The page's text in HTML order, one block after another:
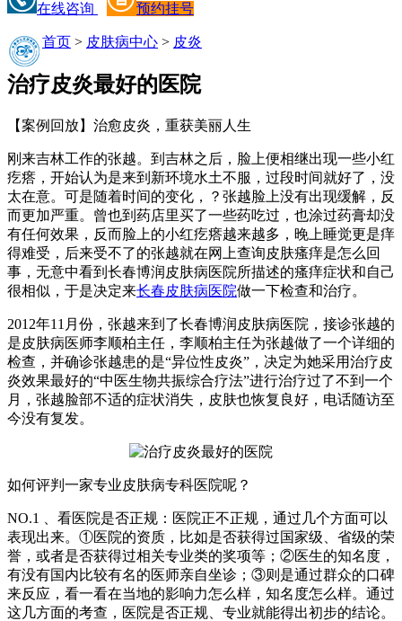
在线咨询 预约挂号
首页 > 皮肤病中心 > 皮炎
治疗皮炎最好的医院
【案例回放】治愈皮炎，重获美丽人生
刚来吉林工作的张越。到吉林之后，脸上便相继出现一些小红
疙瘩，开始认为是来到新环境水土不服，过段时间就好了，没
太在意。可是随着时间的变化，？张越脸上没有出现缓解，反
而更加严重。曾也到药店里买了一些药吃过，也涂过药膏却没
有任何效果，反而脸上的小红疙瘩越来越多，晚上睡觉更是痒
得难受，后来受不了的张越就在网上查询皮肤瘙痒是怎么回
事，无意中看到长春博润皮肤病医院所描述的瘙痒症状和自己
很相似，于是决定来长春皮肤病医院做一下检查和治疗。
2012年11月份，张越来到了长春博润皮肤病医院，接诊张越的
是皮肤病医师李顺柏主任，李顺柏主任为张越做了一个详细的
检查，并确诊张越患的是“异位性皮炎”，决定为她采用治疗皮
炎效果最好的“中医生物共振综合疗法”进行治疗过了不到一个
月，张越脸部不适的症状消失，皮肤也恢复良好，电话随访至
今没有复发。
如何评判一家专业皮肤病专科医院呢？
NO.1 、看医院是否正规：医院正不正规，通过几个方面可以
表现出来。①医院的资质，比如是否获得过国家级、省级的荣
誉，或者是否获得过相关专业类的奖项等；②医生的知名度，
有没有国内比较有名的医师亲自坐诊；③则是通过群众的口碑
来反应，看一看在当地的影响力怎么样，知名度怎么样。通过
这几方面的考查，医院是否正规、专业就能得出初步的结论。